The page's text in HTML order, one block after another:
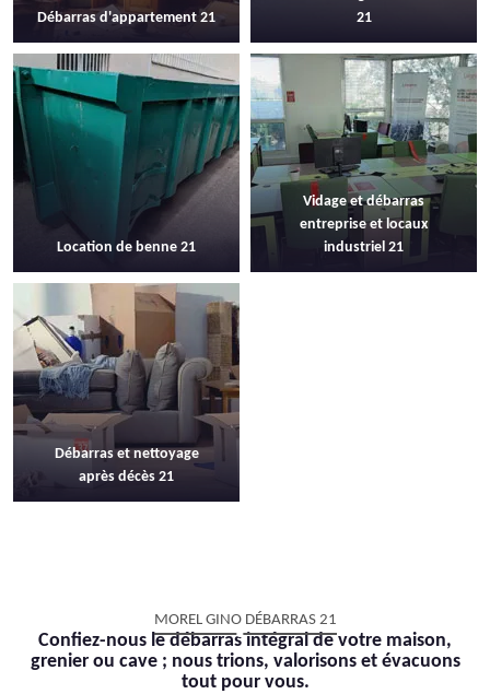
Débarras d'appartement 21
21
Location de benne 21
Vidage et débarras
entreprise et locaux
industriel 21
Débarras et nettoyage
après décès 21
MOREL GINO DÉBARRAS 21
Confiez-nous le débarras intégral de votre maison,
grenier ou cave ; nous trions, valorisons et évacuons
tout pour vous.